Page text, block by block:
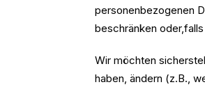
personenbezogenen
beschränken
Wir möchten
haben, ändern (z.B.,